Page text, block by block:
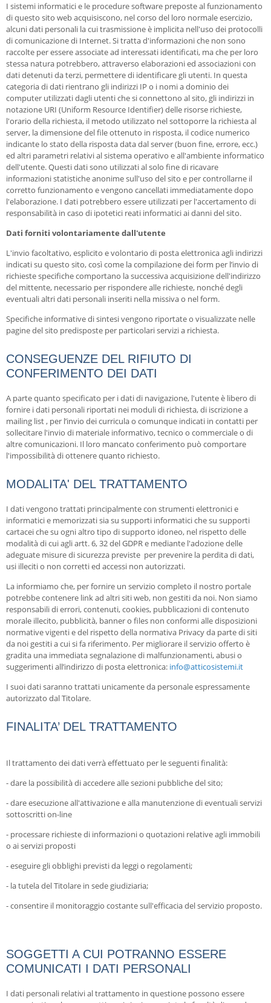
I sistemi informatici e le procedure software preposte al funzionamento
di questo sito web acquisiscono, nel corso del loro normale esercizio,
alcuni dati personali la cui trasmissione è implicita nell'uso dei protocolli
di comunicazione di Internet. Si tratta d'informazioni che non sono
raccolte per essere associate ad interessati identificati, ma che per loro
stessa natura potrebbero, attraverso elaborazioni ed associazioni con
dati detenuti da terzi, permettere di identificare gli utenti. In questa
categoria di dati rientrano gli indirizzi IP o i nomi a dominio dei
computer utilizzati dagli utenti che si connettono al sito, gli indirizzi in
notazione URI (Uniform Resource Identifier) delle risorse richieste,
l'orario della richiesta, il metodo utilizzato nel sottoporre la richiesta al
server, la dimensione del file ottenuto in risposta, il codice numerico
indicante lo stato della risposta data dal server (buon fine, errore, ecc.)
ed altri parametri relativi al sistema operativo e all'ambiente informatico
dell'utente. Questi dati sono utilizzati al solo fine di ricavare
informazioni statistiche anonime sull'uso del sito e per controllarne il
corretto funzionamento e vengono cancellati immediatamente dopo
l'elaborazione. I dati potrebbero essere utilizzati per l'accertamento di
responsabilità in caso di ipotetici reati informatici ai danni del sito.
Dati forniti volontariamente dall'utente
L'invio facoltativo, esplicito e volontario di posta elettronica agli indirizzi
indicati su questo sito, così come la compilazione dei form per l’invio di
richieste specifiche comportano la successiva acquisizione dell'indirizzo
del mittente, necessario per rispondere alle richieste, nonché degli
eventuali altri dati personali inseriti nella missiva o nel form.
Specifiche informative di sintesi vengono riportate o visualizzate nelle
pagine del sito predisposte per particolari servizi a richiesta.
CONSEGUENZE DEL RIFIUTO DI
CONFERIMENTO DEI DATI
A parte quanto specificato per i dati di navigazione, l'utente è libero di
fornire i dati personali riportati nei moduli di richiesta, di iscrizione a
mailing list , per l’invio dei curricula o comunque indicati in contatti per
sollecitare l'invio di materiale informativo, tecnico o commerciale o di
altre comunicazioni. Il loro mancato conferimento può comportare
l'impossibilità di ottenere quanto richiesto.
MODALITA' DEL TRATTAMENTO
I dati vengono trattati principalmente con strumenti elettronici e
informatici e memorizzati sia su supporti informatici che su supporti
cartacei che su ogni altro tipo di supporto idoneo, nel rispetto delle
modalità di cui agli artt. 6, 32 del GDPR e mediante l'adozione delle
adeguate misure di sicurezza previste per prevenire la perdita di dati,
usi illeciti o non corretti ed accessi non autorizzati.
La informiamo che, per fornire un servizio completo il nostro portale
potrebbe contenere link ad altri siti web, non gestiti da noi. Non siamo
responsabili di errori, contenuti, cookies, pubblicazioni di contenuto
morale illecito, pubblicità, banner o files non conformi alle disposizioni
normative vigenti e del rispetto della normativa Privacy da parte di siti
da noi gestiti a cui si fa riferimento. Per migliorare il servizio offerto è
gradita una immediata segnalazione di malfunzionamenti, abusi o
suggerimenti all’indirizzo di posta elettronica: info@atticosistemi.it
I suoi dati saranno trattati unicamente da personale espressamente
autorizzato dal Titolare.
FINALITA’ DEL TRATTAMENTO
Il trattamento dei dati verrà effettuato per le seguenti finalità:
- dare la possibilità di accedere alle sezioni pubbliche del sito;
- dare esecuzione all'attivazione e alla manutenzione di eventuali servizi
sottoscritti on-line
- processare richieste di informazioni o quotazioni relative agli immobili
o ai servizi proposti
- eseguire gli obblighi previsti da leggi o regolamenti;
- la tutela del Titolare in sede giudiziaria;
- consentire il monitoraggio costante sull'efficacia del servizio proposto.
SOGGETTI A CUI POTRANNO ESSERE
COMUNICATI I DATI PERSONALI
I dati personali relativi al trattamento in questione possono essere